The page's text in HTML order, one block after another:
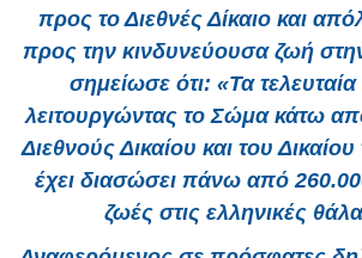
προς το Διεθνές Δίκαιο και
προς την κινδυνεύουσα ζωή
σημείωσε ότι: «Τα
λειτουργώντας το Σώμα κάτω
Διεθνούς Δικαίου και του
έχει διασώσει πάνω από
ζωές στις ελληνικές